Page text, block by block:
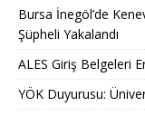
Bursa İnegöl’de
Şüpheli Yakalandı
ALES Giriş Belgeleri
YÖK Duyurusu: